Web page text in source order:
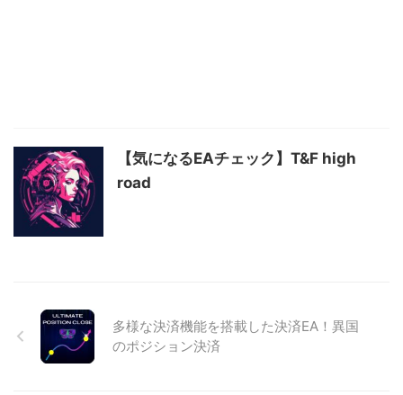
【気になるEAチェック】T&F high
road
多様な決済機能を搭載した決済EA！異国
のポジション決済